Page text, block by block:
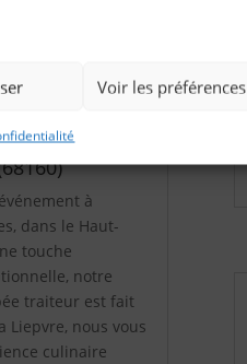
Voir les préférences
à Sainte-
à
dans le Haut-
touche
notre
traiteur est fait
Liepvre, nous vous
culinaire